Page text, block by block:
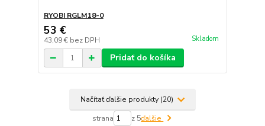
RYOBI RGLM18-0
53 €
43,09 € bez DPH Skladom
Pridať do košíka
Načítať ďalšie produkty (20)
strana z 5ďalšie